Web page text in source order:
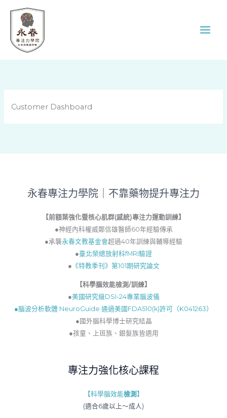
Customer Dashboard
永春專注力學院｜不靠藥物提升專注力
【前額葉強化暨核心肌群(感統)專注力運動訓練】
●神經內科權威鄭信雄醫師60年經驗傳承
●承襲永春文教基金會超過40年訓練與輔導經驗
●臺北榮總放射科fMRI驗證
● 《特教季刊》第101期研究論文
【科學腦效能檢測/訓練】
●美國研究級DSI-24專業腦波儀
●腦波分析軟體 NeuroGuide 通過美國FDA510(k)許可（K041263）
●國外腦科學博士研究結晶
●孩童、上班族、銀髮族皆適用
專注力強化核心課程
【科學腦效能檢測 】
(適合6歲以上～成人)